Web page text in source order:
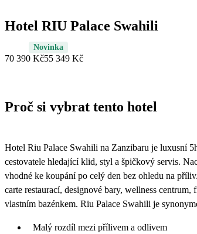
Hotel RIU Palace Swahili
Novinka
70 390 Kč55 349 Kč
Proč si vybrat tento hotel
Hotel Riu Palace Swahili na Zanzibaru je luxusní
cestovatele hledající klid, styl a špičkový servis.
vhodné ke koupání po celý den bez ohledu na
carte restaurací, designové bary, wellness
vlastním bazénkem. Riu Palace Swahili je
Malý rozdíl mezi přílivem a odlivem